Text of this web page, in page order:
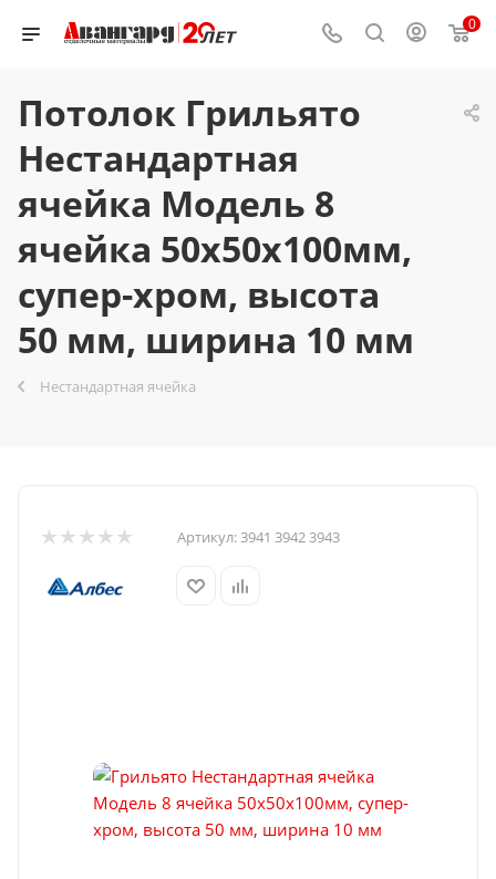
0
Потолок Грильято
Нестандартная
ячейка Модель 8
ячейка 50х50х100мм,
супер-хром, высота
50 мм, ширина 10 мм
Нестандартная ячейка
Артикул:3941 3942 3943